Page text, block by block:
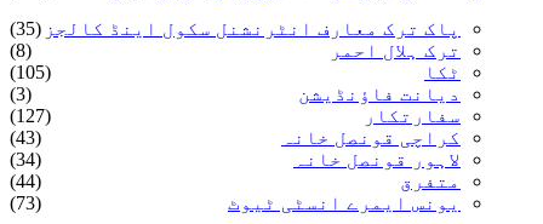
پاک ترک معارف انٹرنشنل سکول اینڈ کالجز (35)
ترک ہلال احمر
(8)
ٹکا
(105)
دیانت فاؤنڈیشن
(3)
سفارتکار
(127)
کراچی قونصل خانہ
(43)
لاہور قونصل خانہ
(34)
متفرق
(44)
یونس ایمرے انسٹی ٹیوٹ
(73)